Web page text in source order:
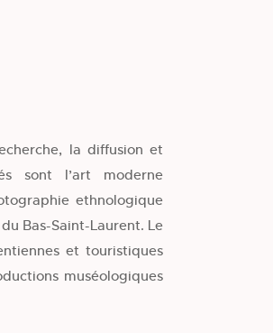
la diffusion et
sont l’art moderne
ethnologique
Bas-Saint-Laurent. Le
et touristiques
muséologiques